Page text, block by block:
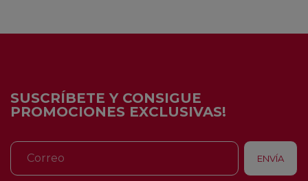
SUSCRÍBETE Y CONSIGUE
PROMOCIONES EXCLUSIVAS!